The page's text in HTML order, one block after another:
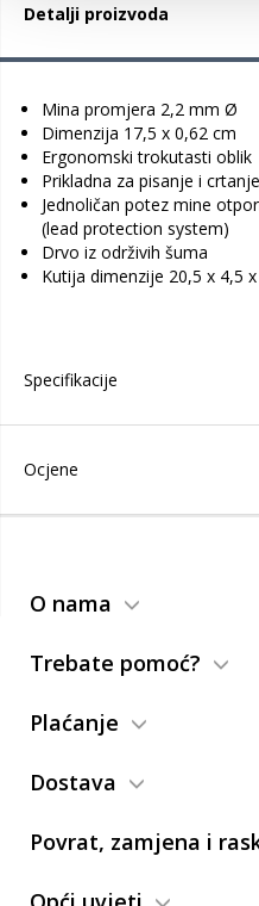
Detalji proizvoda
Mina promjera 2,2 mm Ø
Dimenzija 17,5 x 0,62 cm
Ergonomski trokutasti oblik
Prikladna za pisanje i crtanje
Jednoličan potez mine
(lead protection system)
Drvo iz održivih šuma
Kutija dimenzije 20,5 x 4,5
Specifikacije
Ocjene
O nama
Trebate pomoć?
Plaćanje
Dostava
Povrat, zamjena i